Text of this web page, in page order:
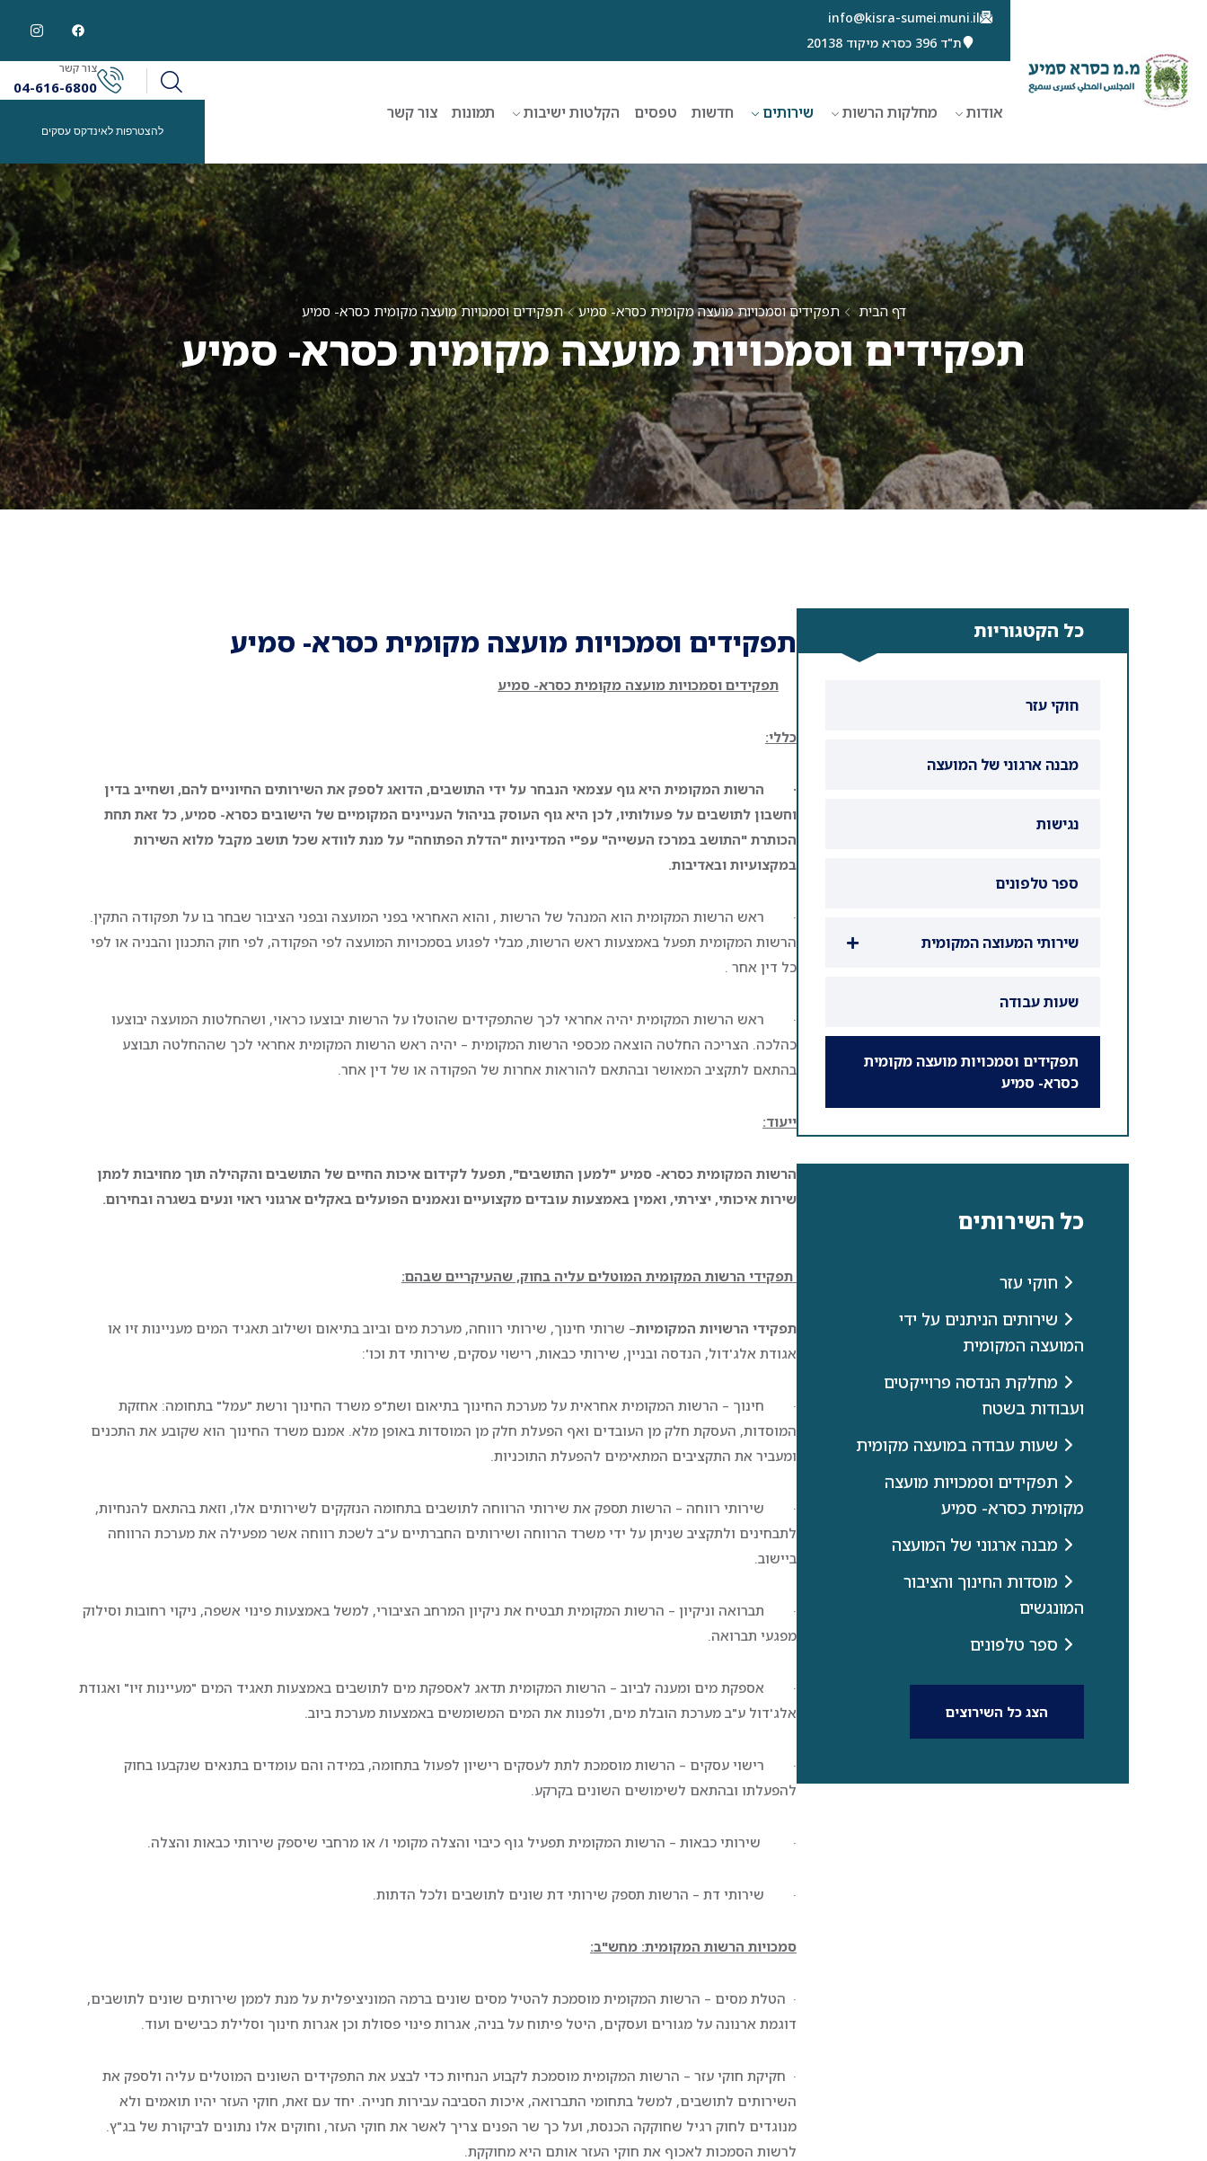
info@kisra-sumei.muni.il
ת"ד 396 כסרא מיקוד 20138
אודות מחלקות הרשות שירותים חדשות טפסים הקלטות ישיבות תמונות צור קשר
צור קשר
04-616-6800
להצטרפות לאינדקס עסקים
דף הבית תפקידים וסמכויות מועצה מקומית כסרא- סמיע תפקידים וסמכויות מועצה מקומית כסרא- סמיע
תפקידים וסמכויות מועצה מקומית כסרא- סמיע
כל הקטגוריות
חוקי עזר
מבנה ארגוני של המועצה
נגישות
ספר טלפונים
שירותי המעוצה המקומית
שעות עבודה
תפקידים וסמכויות מועצה מקומית
כסרא- סמיע
כל השירותים
חוקי עזר
שירותים הניתנים על ידי
המועצה המקומית
מחלקת הנדסה פרוייקטים
ועבודות בשטח
שעות עבודה במועצה מקומית
תפקידים וסמכויות מועצה
מקומית כסרא- סמיע
מבנה ארגוני של המועצה
מוסדות החינוך והציבור
המונגשים
ספר טלפונים
הצג כל השירוצים
תפקידים וסמכויות מועצה מקומית כסרא- סמיע
תפקידים וסמכויות מועצה מקומית כסרא- סמיע
כללי:
· הרשות המקומית היא גוף עצמאי הנבחר על ידי התושבים, הדואג לספק את השירותים החיוניים להם, ושחייב בדין
וחשבון לתושבים על פעולותיו, לכן היא גוף העוסק בניהול העניינים המקומיים של הישובים כסרא- סמיע, כל זאת תחת
הכותרת "התושב במרכז העשייה" עפ"י המדיניות "הדלת הפתוחה" על מנת לוודא שכל תושב מקבל מלוא השירות
במקצועיות ובאדיבות.
· ראש הרשות המקומית הוא המנהל של הרשות , והוא האחראי בפני המועצה ובפני הציבור שבחר בו על תפקודה התקין.
הרשות המקומית תפעל באמצעות ראש הרשות, מבלי לפגוע בסמכויות המועצה לפי הפקודה, לפי חוק התכנון והבניה או לפי
כל דין אחר .
· ראש הרשות המקומית יהיה אחראי לכך שהתפקידים שהוטלו על הרשות יבוצעו כראוי, ושהחלטות המועצה יבוצעו
כהלכה. הצריכה החלטה הוצאה מכספי הרשות המקומית – יהיה ראש הרשות המקומית אחראי לכך שההחלטה תבוצע
בהתאם לתקציב המאושר ובהתאם להוראות אחרות של הפקודה או של דין אחר.
ייעוד:
הרשות המקומית כסרא- סמיע "למען התושבים", תפעל לקידום איכות החיים של התושבים והקהילה תוך מחויבות למתן
שירות איכותי, יצירתי, ואמין באמצעות עובדים מקצועיים ונאמנים הפועלים באקלים ארגוני ראוי ונעים בשגרה ובחירום.
תפקידי הרשות המקומית המוטלים עליה בחוק, שהעיקריים שבהם:
תפקידי הרשויות המקומיות– שרותי חינוך, שירותי רווחה, מערכת מים וביוב בתיאום ושילוב תאגיד המים מעניינות זיו או
אגודת אלג'דול, הנדסה ובניין, שירותי כבאות, רישוי עסקים, שירותי דת וכו':
· חינוך – הרשות המקומית אחראית על מערכת החינוך בתיאום ושת"פ משרד החינוך ורשת "עמל" בתחומה: אחזקת
המוסדות, העסקת חלק מן העובדים ואף הפעלת חלק מן המוסדות באופן מלא. אמנם משרד החינוך הוא שקובע את התכנים
ומעביר את התקציבים המתאימים להפעלת התוכניות.
· שירותי רווחה – הרשות תספק את שירותי הרווחה לתושבים בתחומה הנזקקים לשירותים אלו, וזאת בהתאם להנחיות,
לתבחינים ולתקציב שניתן על ידי משרד הרווחה ושירותים החברתיים ע"ב לשכת רווחה אשר מפעילה את מערכת הרווחה
ביישוב.
· תברואה וניקיון – הרשות המקומית תבטיח את ניקיון המרחב הציבורי, למשל באמצעות פינוי אשפה, ניקוי רחובות וסילוק
מפגעי תברואה.
· אספקת מים ומענה לביוב – הרשות המקומית תדאג לאספקת מים לתושבים באמצעות תאגיד המים "מעיינות זיו" ואגודת
אלג'דול ע"ב מערכת הובלת מים, ולפנות את המים המשומשים באמצעות מערכת ביוב.
· רישוי עסקים – הרשות מוסמכת לתת לעסקים רישיון לפעול בתחומה, במידה והם עומדים בתנאים שנקבעו בחוק
להפעלתו ובהתאם לשימושים השונים בקרקע.
· שירותי כבאות – הרשות המקומית תפעיל גוף כיבוי והצלה מקומי ו/ או מרחבי שיספק שירותי כבאות והצלה.
· שירותי דת – הרשות תספק שירותי דת שונים לתושבים ולכל הדתות.
סמכויות הרשות המקומית: מחש"ב:
· הטלת מסים – הרשות המקומית מוסמכת להטיל מסים שונים ברמה המוניציפלית על מנת לממן שירותים שונים לתושבים,
דוגמת ארנונה על מגורים ועסקים, היטל פיתוח על בניה, אגרות פינוי פסולת וכן אגרות חינוך וסלילת כבישים ועוד.
· חקיקת חוקי עזר – הרשות המקומית מוסמכת לקבוע הנחיות כדי לבצע את התפקידים השונים המוטלים עליה ולספק את
השירותים לתושבים, למשל בתחומי התברואה, איכות הסביבה עבירות חנייה. יחד עם זאת, חוקי העזר יהיו תואמים ולא
מנוגדים לחוק רגיל שחוקקה הכנסת, ועל כך שר הפנים צריך לאשר את חוקי העזר, וחוקים אלו נתונים לביקורת של בג"ץ.
לרשות הסמכות לאכוף את חוקי העזר אותם היא מחוקקת.